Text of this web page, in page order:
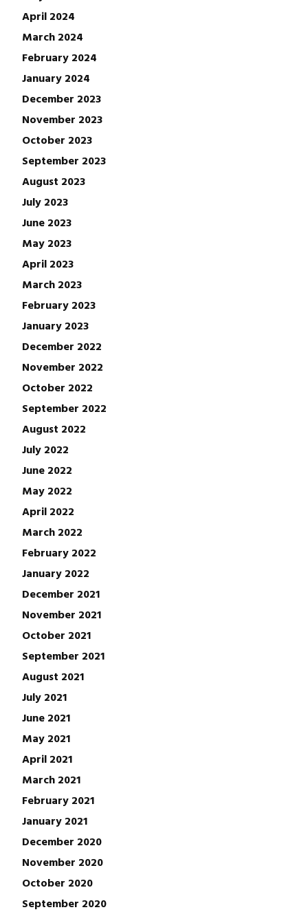
April 2024
March 2024
February 2024
January 2024
December 2023
November 2023
October 2023
September 2023
August 2023
July 2023
June 2023
May 2023
April 2023
March 2023
February 2023
January 2023
December 2022
November 2022
October 2022
September 2022
August 2022
July 2022
June 2022
May 2022
April 2022
March 2022
February 2022
January 2022
December 2021
November 2021
October 2021
September 2021
August 2021
July 2021
June 2021
May 2021
April 2021
March 2021
February 2021
January 2021
December 2020
November 2020
October 2020
September 2020